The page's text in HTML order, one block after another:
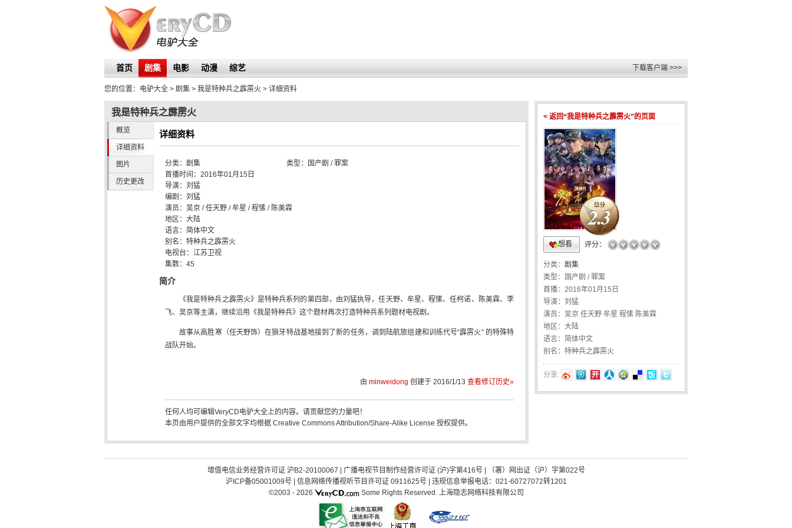
首页 剧集 电影 动漫 综艺 下载客户端 >>>
您的位置： 电驴大全 > 剧集 > 我是特种兵之霹雳火 > 详细资料
我是特种兵之霹雳火
概览
详细资料
图片
历史更改
详细资料
分类： 剧集 类型：
国产剧 / 罪案
首播时间： 2016年01月15日
导演： 刘猛
编剧： 刘猛
演员： 吴京 / 任天野 / 牟星 / 程愫 / 陈美霖
地区： 大陆
语言： 简体中文
别名： 特种兵之霹雳火
电视台： 江苏卫视
集数： 45
简介
《我是特种兵之霹雳火》是特种兵系列的第四部，由刘猛执导，任天野、牟星、程愫、任柯诺、陈美霖、李
飞、吴京等主演，继续沿用《我是特种兵》这个题材再次打造特种兵系列题材电视剧。
故事从高胜寒（任天野饰）在狼牙特战基地接到了新的任务，调到陆航旅组建和训练代号“霹雳火” 的特殊特
战队开始。
由 minweidong 创建于 2016/1/13 查看修订历史»
任何人均可编辑VeryCD电驴大全上的内容。请贡献您的力量吧！
本页由用户提供的全部文字均根据 Creative Commons Attribution/Share-Alike License 授权提供。
< 返回“我是特种兵之霹雳火”的页面
2.3
想看 评分：
☆ ☆ ☆ ☆ ☆
分类： 剧集
类型：
国产剧 / 罪案
首播： 2016年01月15日
导演： 刘猛
演员： 吴京 任天野 牟星 程愫 陈美霖
地区： 大陆
语言： 简体中文
别名： 特种兵之霹雳火
分享:
增值电信业务经营许可证 沪B2-20100067 广播电视节目制作经营许可证 (沪)字第416号| （署）网出证（沪）字第022号
沪ICP备05001009号| 信息网络传播视听节目许可证 0911625号| 违规信息举报电话：021-60727072转1201
©2003 - 2026 Some Rights Reserved.上海隐志网络科技有限公司